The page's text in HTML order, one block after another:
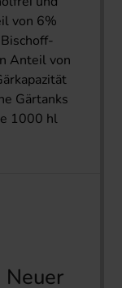
von 6%
Anteil von
Gärtanks
1000 hl
Neuer